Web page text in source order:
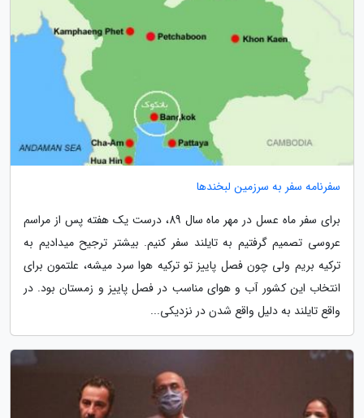
سفرنامه سفر به سرزمین لبخندها
برای سفر ماه عسل در مهر ماه سال 89، درست یک هفته پس از مراسم
عروسی تصمیم گرفتیم به تایلند سفر کنیم. بیشتر ترجیح میدادیم به
ترکیه بریم ولی چون فصل پاییز تو ترکیه هوا سرد میشه، علتمون برای
انتخاب این کشور آب و هوای مناسب در فصل پاییز و زمستان بود. در
واقع تایلند به دلیل واقع شدن در نزدیکی...